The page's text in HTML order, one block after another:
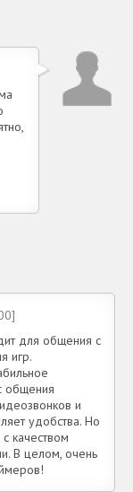
для общения с
игр.
общения
и
удобства. Но
качеством
В целом, очень